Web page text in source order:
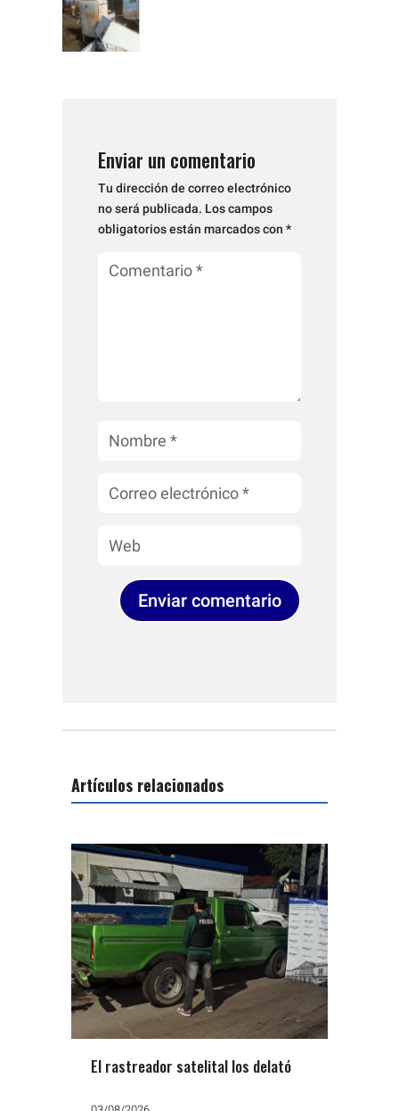
Enviar un comentario
Tu dirección de correo electrónico
no será publicada. Los campos
obligatorios están marcados con *
Enviar comentario
Artículos relacionados
El rastreador satelital los delató